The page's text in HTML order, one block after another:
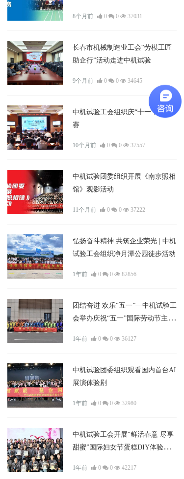
8个月前 0 0 37031
长春市机械制造业工会“劳模工匠
助企行”活动走进中机试验
9个月前 0 0 34645
中机试验工会组织庆“十一”朗诵比
赛
10个月前 0 0 37557
中机试验团委组织开展《南京照相
馆》观影活动
11个月前 0 0 37222
弘扬奋斗精神 共筑企业荣光 | 中机
试验工会组织净月潭公园徒步活动
1年前 0 0 82856
团结奋进 欢乐“五一”—中机试验工
会举办庆祝“五一”国际劳动节主题
1年前 0 0 36127
中机试验团委组织观看国内首台AI
展演体验剧
1年前 0 0 32980
中机试验工会开展“鲜活春意 尽享
甜蜜”国际妇女节蛋糕DIY体验活
1年前 0 0 42217